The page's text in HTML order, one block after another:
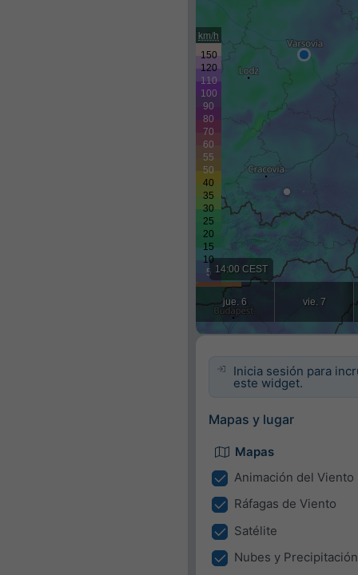
Inicia sesión para
este widget.
Mapas y lugar
Mapas
Animación del Viento
Ráfagas de Viento
Satélite
Nubes y Precipitación